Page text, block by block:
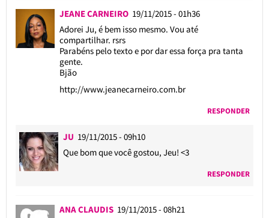
JEANE CARNEIRO 19/11/2015 - 01h36
Adorei Ju, é bem isso mesmo. Vou até
compartilhar. rsrs
Parabéns pelo texto e por dar essa força pra tanta
gente.
Bjão
http://www.jeanecarneiro.com.br
RESPONDER
JU 19/11/2015 - 09h10
Que bom que você gostou, Jeu! <3
RESPONDER
ANA CLAUDIS 19/11/2015 - 08h21